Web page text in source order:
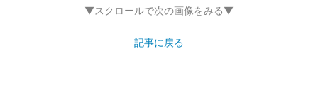
▼スクロールで次の画像をみる▼
記事に戻る